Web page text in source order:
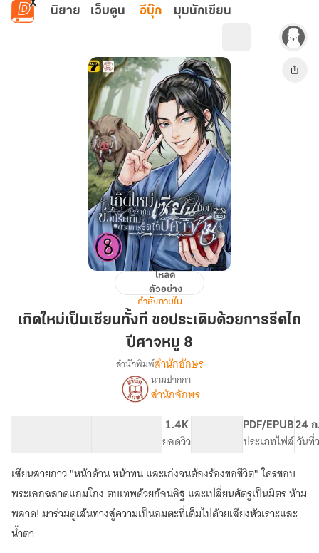
ข้ามไปยังเนื้อหาหลัก
นิยาย เว็บตูน อีบุ๊ก มุมนักเขียน
เป็น
ประเดิม
การ
ไถ
ปีศาจ
หมู
8
โหลด
ตัวอย่าง
กำลังภายใน
เกิดใหม่เป็นเซียนทั้งที ขอประเดิมด้วยการรีดไถ
ปีศาจหมู 8
เรื่อง
เกิด
ใหม่
เป็น
เซียน
ทั้งที
ขอ
ประเดิม
ด้วย
การ
สำนักพิมพ์สำนักอักษร
นามปากกา
สำนักอักษร
1.4K
ยอดวิว
PDF/EPUB
ประเภทไฟล์
24
วันที่
เซียนสายกาว "หน้าด้าน หน้าทน และเก่งจนต้องร้องขอชีวิต" ใครชอบ
พระเอกฉลาดแกมโกง ตบเทพด้วยก้อนอิฐ และเปลี่ยนศัตรูเป็นมิตร ห้าม
พลาด! มาร่วมดูเส้นทางสู่ความเป็นอมตะที่เต็มไปด้วยเสียงหัวเราะและ
น้ำตา